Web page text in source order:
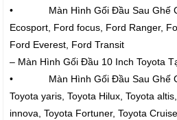
• Màn Hình Gối Đầu Sau Ghế
Ecosport, Ford focus, Ford Ranger,
Ford Everest, Ford Transit
– Màn Hình Gối Đầu 10 Inch Toyota
• Màn Hình Gối Đầu Sau Ghế
Toyota yaris, Toyota Hilux, Toyota
innova, Toyota Fortuner, Toyota